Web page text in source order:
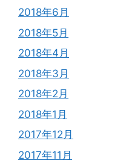
2018年6月
2018年5月
2018年4月
2018年3月
2018年2月
2018年1月
2017年12月
2017年11月